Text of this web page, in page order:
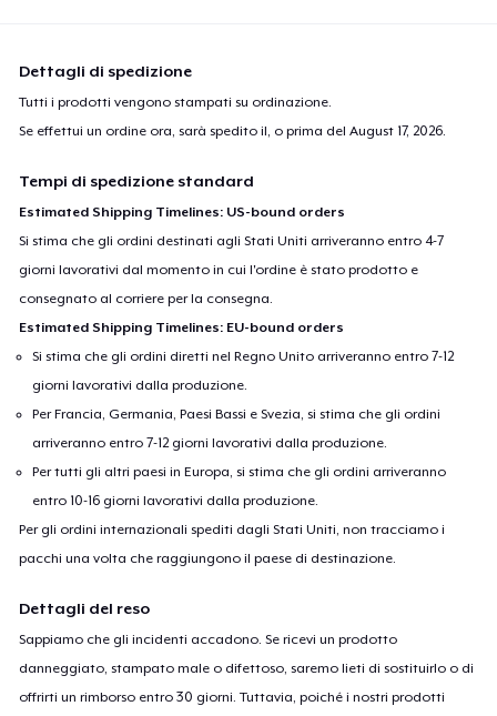
Dettagli di spedizione
Tutti i prodotti vengono stampati su ordinazione.
Se effettui un ordine ora, sarà spedito il, o prima delAugust 17, 2026.
Tempi di spedizione standard
Estimated Shipping Timelines: US-bound orders
Si stima che gli ordini destinati agli Stati Uniti arriveranno entro 4-7
giorni lavorativi dal momento in cui l'ordine è stato prodotto e
consegnato al corriere per la consegna.
Estimated Shipping Timelines: EU-bound orders
Si stima che gli ordini diretti nel Regno Unito arriveranno entro 7-12
giorni lavorativi dalla produzione.
Per Francia, Germania, Paesi Bassi e Svezia, si stima che gli ordini
arriveranno entro 7-12 giorni lavorativi dalla produzione.
Per tutti gli altri paesi in Europa, si stima che gli ordini arriveranno
entro 10-16 giorni lavorativi dalla produzione.
Per gli ordini internazionali spediti dagli Stati Uniti, non tracciamo i
pacchi una volta che raggiungono il paese di destinazione.
Dettagli del reso
Sappiamo che gli incidenti accadono. Se ricevi un prodotto
danneggiato, stampato male o difettoso, saremo lieti di sostituirlo o di
offrirti un rimborso entro 30 giorni. Tuttavia, poiché i nostri prodotti